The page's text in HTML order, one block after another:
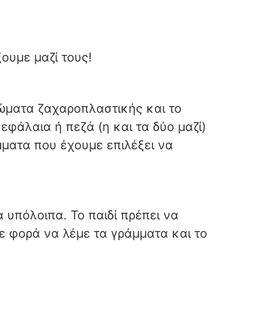
μαζί τους!
ζαχαροπλαστικής και το
ή πεζά (η και τα δύο μαζί)
που έχουμε επιλέξει να
Το παιδί πρέπει να
φορά να λέμε τα γράμματα και το